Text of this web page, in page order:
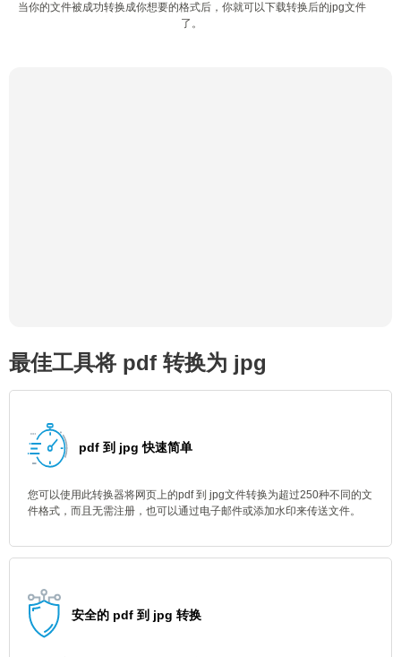
当你的文件被成功转换成你想要的格式后，你就可以下载转换后的jpg文件
了。
最佳工具将 pdf 转换为 jpg
pdf 到 jpg 快速简单
您可以使用此转换器将网页上的pdf 到 jpg文件转换为超过250种不同的文
件格式，而且无需注册，也可以通过电子邮件或添加水印来传送文件。
安全的 pdf 到 jpg 转换